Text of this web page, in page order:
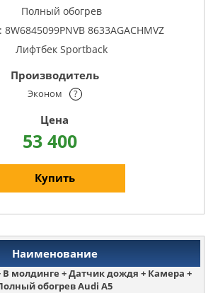
Полный обогрев
8W6845099PNVB 8633AGACHMVZ
Лифтбек Sportback
Эконом ?
53 400
Купить
В молдинге + Датчик дождя + Камера +
обогрев Audi A5